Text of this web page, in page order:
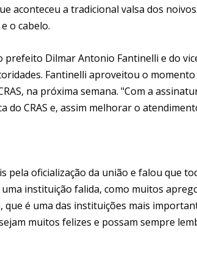
aconteceu a tradicional valsa dos
o cabelo.
prefeito Dilmar Antonio Fantinelli e do
Fantinelli aproveitou o
na próxima semana. "Com a
CRAS e, assim melhorar o
pela oficialização da união e falou que
instituição falida, como muitos
é uma das instituições mais
muitos felizes e possam sempre